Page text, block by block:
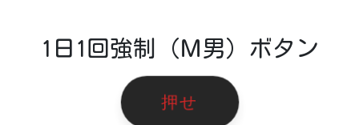
1日1回強制（Ｍ男）ボタン
押せ